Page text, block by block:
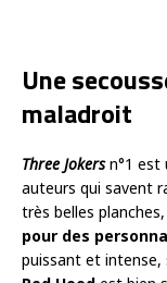
Une
maladroit
Three Jokersn°1 est
auteurs qui savent
très belles
pour des
puissant et intense,